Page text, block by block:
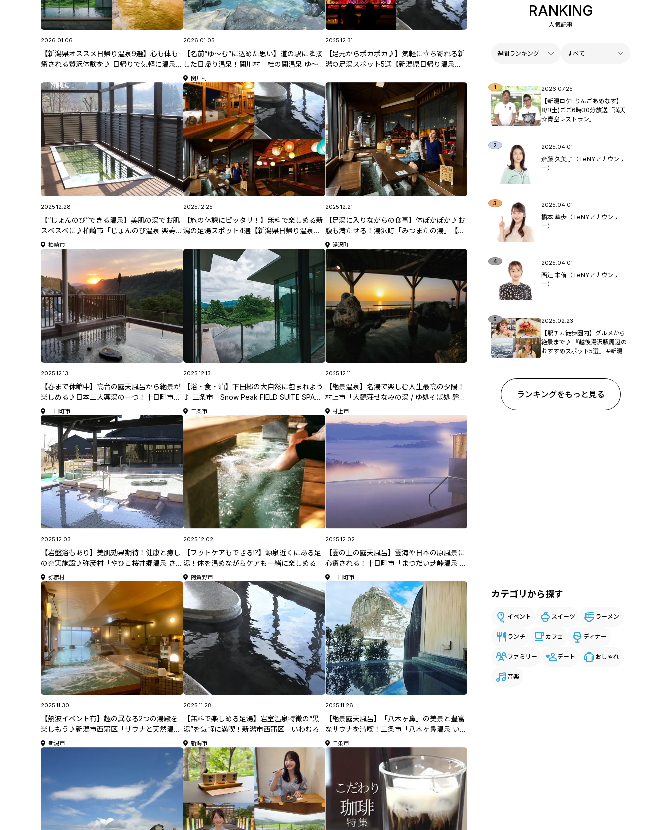
2026.01.06
【新潟県オススメ日帰り温泉9選】心も体も
癒される贅沢体験を♪ 日帰りで気軽に温泉を
2026.01.05
【名前“ゆ～む”に込めた思い】道の駅に隣接
した日帰り温泉！関川村「桂の関温泉 ゆ～
む」【新潟県日帰り温泉特集】
関川村
2025.12.31
【足元からポカポカ♪】気軽に立ち寄れる新
潟の足湯スポット5選【新潟県日帰り温泉特
2025.12.28
【“じょんのび”できる温泉】美肌の湯でお肌
スベスベに♪柏崎市「じょんのび温泉 楽寿の
湯」【新潟県日帰り温泉特集】
柏崎市
2025.12.25
【旅の休憩にピッタリ！】無料で楽しめる新
潟の足湯スポット4選【新潟県日帰り温泉特
2025.12.21
【足湯に入りながらの食事】体ぽかぽか♪お
腹も満たせる！湯沢町「みつまたの湯」【新
潟県日帰り温泉特集】
湯沢町
2025.12.13
【春まで休館中】高台の露天風呂から絶景が
楽しめる♪日本三大薬湯の一つ！十日町市
「ナステビュウ湯の山」【新潟県日帰り温泉
特集】
十日町市
2025.12.13
【浴・食・泊】下田郷の大自然に包まれよう
♪ 三条市「Snow Peak FIELD SUITE SPA
HEADQUARTERS」【新潟県日帰り温泉特
集】
三条市
2025.12.11
【絶景温泉】名湯で楽しむ人生最高の夕陽！
村上市「大観荘せなみの湯 / ゆ処そば処 磐
舟」【新潟県日帰り温泉特集】
村上市
2025.12.03
【岩盤浴もあり】美肌効果期待！健康と癒し
の充実施設♪弥彦村「やひこ桜井郷温泉 さく
らの湯」【新潟県日帰り温泉特集】
弥彦村
2025.12.02
【フットケアもできる!?】源泉近くにある足
湯！体を温めながらケアも一緒に楽しめる♪
阿賀野市「村杉温泉 薬師の足湯」【新潟県日
帰り温泉特集】
阿賀野市
2025.12.02
【雲の上の露天風呂】雲海や日本の原風景に
心癒される！十日町市「まつだい芝峠温泉 雲
海」【新潟県日帰り温泉特集】
十日町市
2025.11.30
【熱波イベント有】趣の異なる2つの湯殿を
楽しもう♪新潟市西蒲区「サウナと天然温泉
じょんのび館」【新潟県日帰り温泉特集】
新潟市
2025.11.28
【無料で楽しめる足湯】岩室温泉特徴の“黒
湯”を気軽に満喫！新潟市西蒲区「いわむろ
や」【新潟県日帰り温泉特集】
新潟市
2025.11.26
【絶景露天風呂】「八木ヶ鼻」の美景と豊富
なサウナを満喫！三条市「八木ヶ鼻温泉 いい
湯らてい」【新潟県日帰り温泉特集】
三条市
RANKING
人気記事
2026.07.25
【新潟ロケ! りんごあめなす】
8/1(土)ごご6時30分放送「満天
☆青空レストラン」
2025.04.01
斎藤 久美子（TeNYアナウンサ
ー）
2025.04.01
橋本 華歩（TeNYアナウンサ
ー）
2025.04.01
西辻 未侑（TeNYアナウンサ
ー）
2025.02.23
【駅チカ徒歩圏内】グルメから
絶景まで♪ 『越後湯沢駅周辺の
おすすめスポット5選』 #新潟観
ランキングをもっと見る
カテゴリから探す
イベント スイーツ ラーメン
ランチ カフェ ディナー
ファミリー デート おしゃれ
音楽